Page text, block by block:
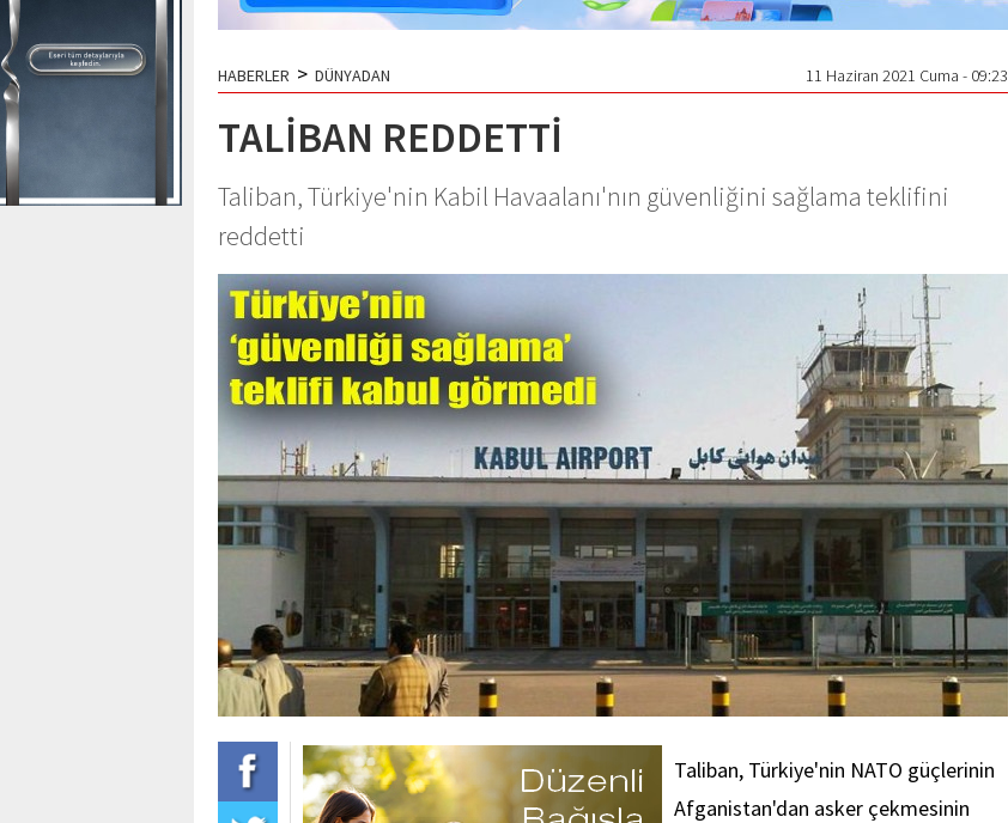
HABERLER > DÜNYADAN 11 Haziran 2021 Cuma - 09:23
TALİBAN REDDETTİ
Taliban, Türkiye'nin Kabil Havaalanı'nın güvenliğini sağlama teklifini
reddetti
Taliban, Türkiye'nin NATO güçlerinin
Afganistan'dan asker çekmesinin